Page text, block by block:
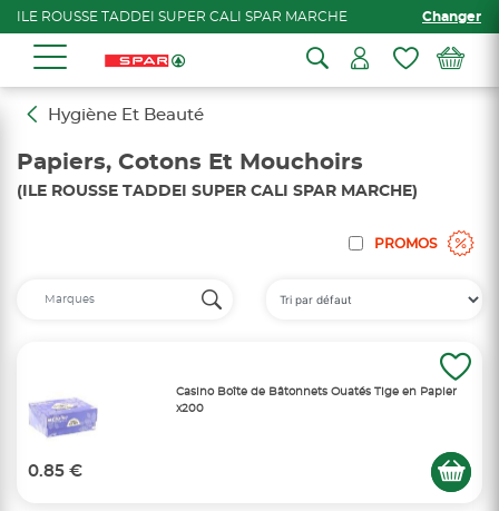
ILE ROUSSE TADDEI SUPER CALI SPAR MARCHE Changer
Hygiène Et Beauté
Papiers, Cotons Et Mouchoirs
(ILE ROUSSE TADDEI SUPER CALI SPAR MARCHE)
PROMOS
Casino Boîte de Bâtonnets Ouatés Tige en Papier
x200
0.85 €